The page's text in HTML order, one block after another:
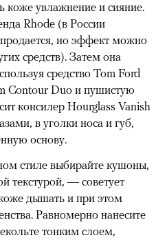
коже увлажнение и сияние.
Rhode (в России
но эффект можно
средств). Затем она
средство Tom Ford
Contour Duo и пушистую
консилер Hourglass Vanish
в уголки носа и губ,
основу.
стиле выбирайте кушоны,
текстурой, — советует
дышать и при этом
Равномерно нанесите
тонким слоем,